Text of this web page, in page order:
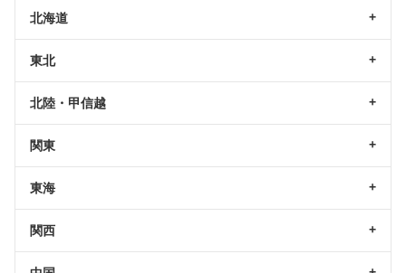
北海道
東北
北陸・甲信越
関東
東海
関西